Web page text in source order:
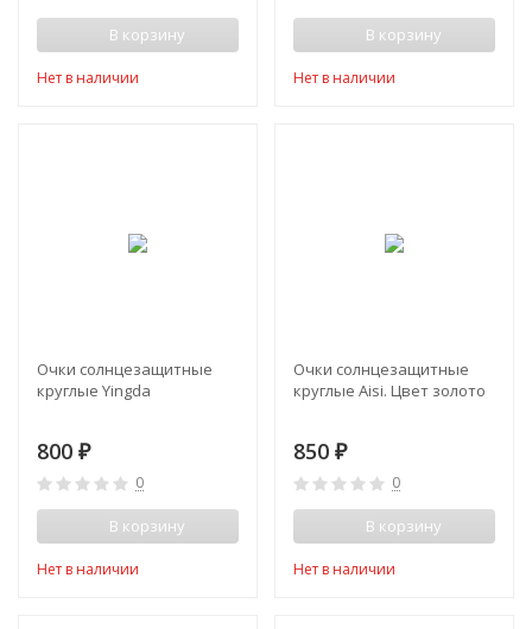
В корзину
Нет в наличии
В корзину
Нет в наличии
Очки солнцезащитные
круглые Yingda
800 ₽
0
В корзину
Нет в наличии
Очки солнцезащитные
круглые Aisi. Цвет золото
850 ₽
0
В корзину
Нет в наличии